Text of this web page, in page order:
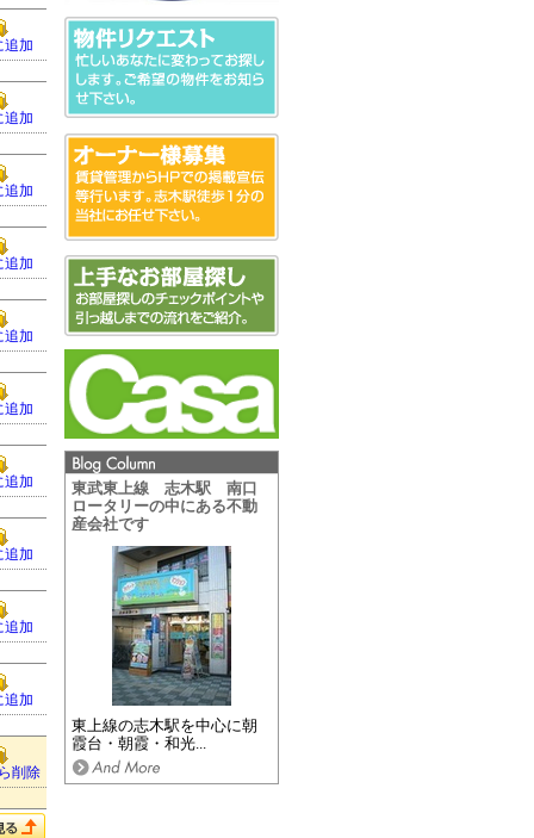
東武東上線 志木駅 南口
ロータリーの中にある不動
産会社です
東上線の志木駅を中心に朝
霞台・朝霞・和光...
追加
追加
追加
追加
追加
追加
追加
追加
追加
追加
削除